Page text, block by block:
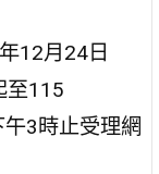
12月24日
至115
3時止受理網